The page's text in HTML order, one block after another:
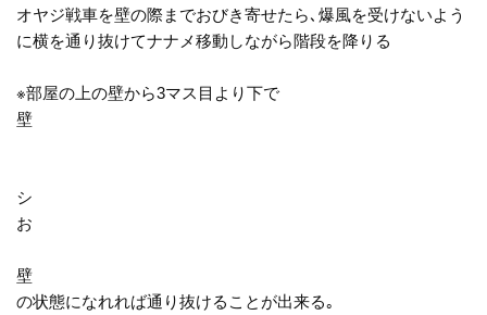
オヤジ戦車を壁の際までおびき寄せたら､爆風を受けないよう
に横を通り抜けてナナメ移動しながら階段を降りる
※部屋の上の壁から3マス目より下で
壁
シ
お
壁
の状態になれれば通り抜けることが出来る｡